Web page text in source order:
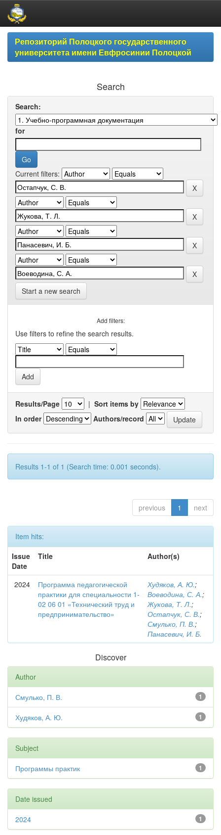
Skip
navigationРепозиторий Полоцкого государственного
университета имени Евфросинии Полоцкой
Search
Search:
for
Current filters:
Start a new search
Add filters:
Use filters to refine the search results.
Results/Page | Sort items by
In order
Authors/record
Results 1-1 of 1 (Search time: 0.001 seconds).
previous 1 next
Item hits:
Issue
Date
Title Author(s)
2024
Программа педагогической
практики для специальности 1-
02 06 01 «Технический труд и
предпринимательство»
Худяков, А. Ю.;
Воеводина, С. А.;
Жукова, Т. Л.;
Остапчук, С. В.;
Смулько, П. В.;
Панасевич, И. Б.
Discover
Author
1
Смулько, П. В.
1
Худяков, А. Ю.
Subject
1
Программы практик
Date issued
1
2024